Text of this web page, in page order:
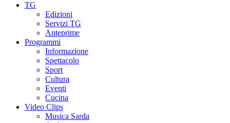
TG
Edizioni
Servizi TG
Anteprime
Programmi
Informazione
Spettacolo
Sport
Cultura
Eventi
Cucina
Video Clips
Musica Sarda